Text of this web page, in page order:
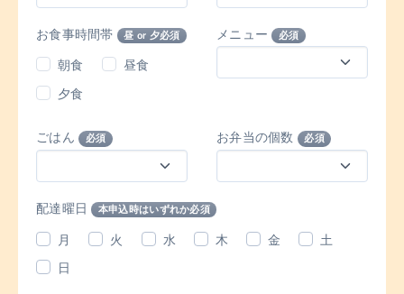
お食事時間帯 昼 or 夕必須
朝食
昼食
夕食
メニュー 必須
ごはん 必須 お弁当の個数 必須
配達曜日 本申込時はいずれか必須
月 火 水 木 金
土
日